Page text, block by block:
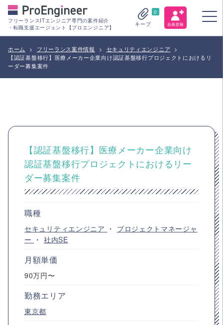
フリーランスITエンジニア専門の案件紹介
・転職支援エージェント【プロエンジニア】
0
キープ
ホーム > フリーランス案件情報 > セキュリティエンジニア
>
【認証基盤移行】医療メーカー企業向け認証基盤移行プロジェクトにおけるリ
ーダー募集案件
【認証基盤移行】医療メーカー企業向け
認証基盤移行プロジェクトにおけるリー
ダー募集案件
職種
セキュリティエンジニア ・ プロジェクトマネージャ
ー ・ 社内SE
月額単価
90万円〜
勤務エリア
東京都